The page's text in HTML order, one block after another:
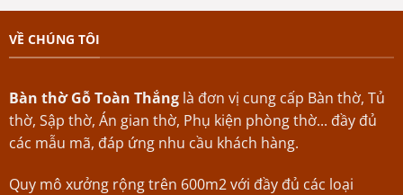
VỀ CHÚNG TÔI
Bàn thờ Gỗ Toàn Thắnglà đơn vị cung cấp Bàn thờ, Tủ
thờ, Sập thờ, Án gian thờ, Phụ kiện phòng thờ... đầy đủ
các mẫu mã, đáp ứng nhu cầu khách hàng.
Quy mô xưởng rộng trên 600m2 với đầy đủ các loại